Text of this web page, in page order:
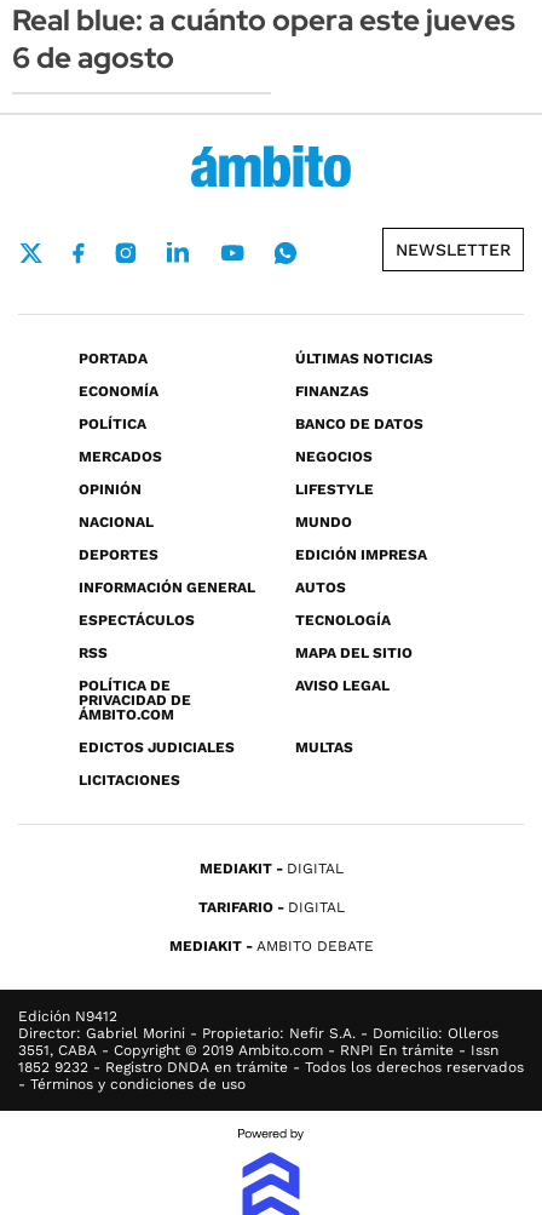
Real blue: a cuánto opera este jueves
6 de agosto
NEWSLETTER
PORTADA
ÚLTIMAS NOTICIAS
ECONOMÍA
FINANZAS
POLÍTICA
BANCO DE DATOS
MERCADOS
NEGOCIOS
OPINIÓN
LIFESTYLE
NACIONAL
MUNDO
DEPORTES
EDICIÓN IMPRESA
INFORMACIÓN GENERAL
AUTOS
ESPECTÁCULOS
TECNOLOGÍA
RSS
MAPA DEL SITIO
POLÍTICA DE
PRIVACIDAD DE
ÁMBITO.COM
AVISO LEGAL
EDICTOS JUDICIALES
MULTAS
LICITACIONES
MEDIAKIT DIGITAL
TARIFARIO DIGITAL
MEDIAKIT AMBITO DEBATE
Edición N9412
Director: Gabriel Morini - Propietario: Nefir S.A. - Domicilio: Olleros
3551, CABA - Copyright © 2019 Ambito.com - RNPI En trámite - Issn
1852 9232 - Registro DNDA en trámite - Todos los derechos reservados
- Términos y condiciones de uso